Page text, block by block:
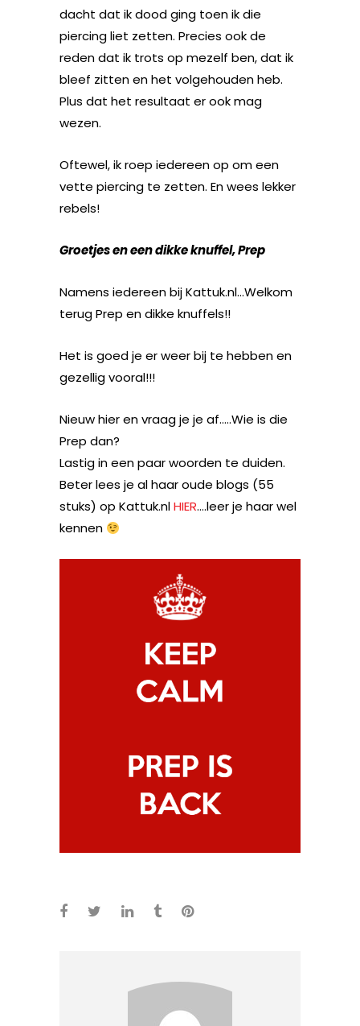
dacht dat ik dood ging toen ik die
piercing liet zetten. Precies ook de
reden dat ik trots op mezelf ben, dat ik
bleef zitten en het volgehouden heb.
Plus dat het resultaat er ook mag
wezen.
Oftewel, ik roep iedereen op om een
vette piercing te zetten. En wees lekker
rebels!
Groetjes en een dikke knuffel, Prep
Namens iedereen bij Kattuk.nl…Welkom
terug Prep en dikke knuffels!!
Het is goed je er weer bij te hebben en
gezellig vooral!!!
Nieuw hier en vraag je je af…..Wie is die
Prep dan?
Lastig in een paar woorden te duiden.
Beter lees je al haar oude blogs (55
stuks) op Kattuk.nlHIER….leer je haar wel
kennen